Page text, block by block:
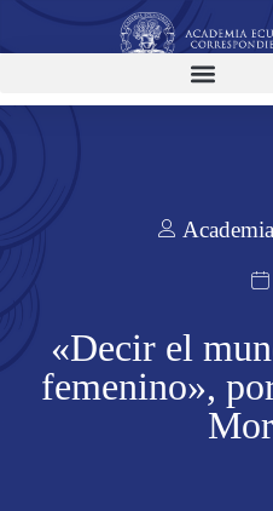
«Decir el
femenino»,